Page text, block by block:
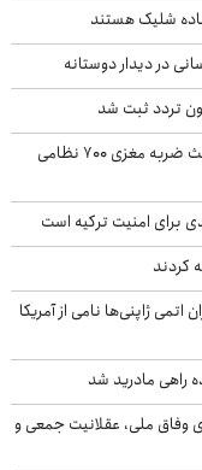
شلیک هستند
در دیدار دوستانه
آسوشیتدپرس افشا کرد: حملات سنگین ایران باعث ضربه مغزی ۷۰۰ نظامی
برای امنیت ترکیه است
کردند
ژاپنی‌ها نامی از آمریکا
راهی مادرید شد
وفاق ملی، عقلانیت جمعی و